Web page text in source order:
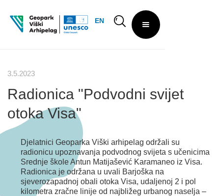
EN
3.5.2023
Radionica "Podvodni svijet
otoka Visa"
Djelatnici Geoparka Viški arhipelag održali su
radionicu upoznavanja podvodnog svijeta s učenicima
Srednje škole Antun Matijašević Karamaneo iz Visa.
Radionica je održana u uvali Barjoška na
sjeverozapadnoj obali otoka Visa, udaljenoj 2 i pol
kilometra zračne linije od najbližeg urbanog naselja –